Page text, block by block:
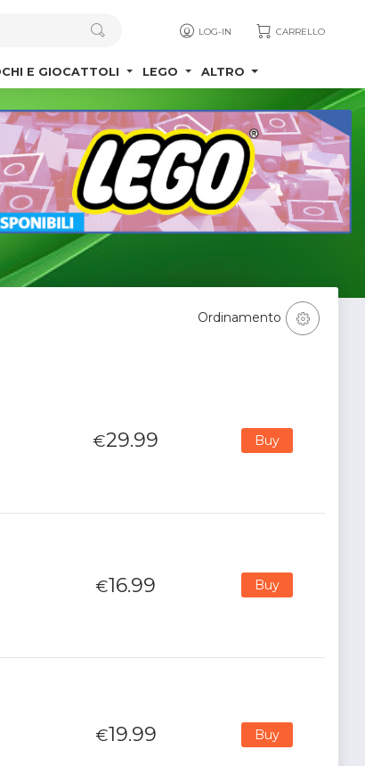
LOG-IN CARRELLO
E GIOCATTOLI LEGO ALTRO
Ordinamento
€29.99 Buy
€16.99 Buy
€19.99 Buy